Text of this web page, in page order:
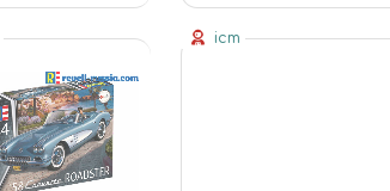
СЕРЫЙ ТЕМНЫЙ
icm